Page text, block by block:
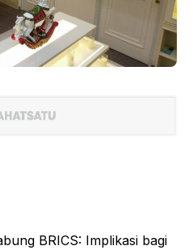
BRICS: Implikasi bagi